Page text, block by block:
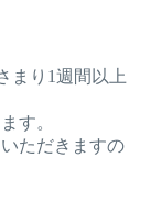
まり1週間以上
す。
ただきますの